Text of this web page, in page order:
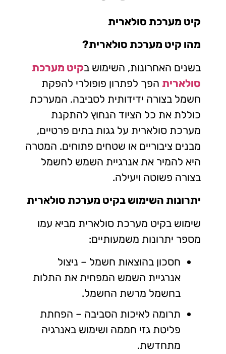
קיט מערכת סולארית
מהו קיט מערכת סולארית?
בשנים האחרונות, השימוש בקיט מערכת
סולארית הפך לפתרון פופולרי להפקת
חשמל בצורה ידידותית לסביבה. המערכת
כוללת את כל הציוד הנחוץ להתקנת
מערכת סולארית על גגות בתים פרטיים,
מבנים ציבוריים או שטחים פתוחים. המטרה
היא להמיר את אנרגיית השמש לחשמל
בצורה פשוטה ויעילה.
יתרונות השימוש בקיט מערכת סולארית
שימוש בקיט מערכת סולארית מביא עמו
מספר יתרונות משמעותיים:
חסכון בהוצאות חשמל – ניצול
אנרגיית השמש המפחית את התלות
בחשמל מרשת החשמל.
תרומה לאיכות הסביבה – הפחתת
פליטת גזי חממה ושימוש באנרגיה
מתחדשת.